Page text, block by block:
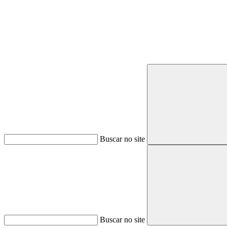
Buscar no site
Buscar no site